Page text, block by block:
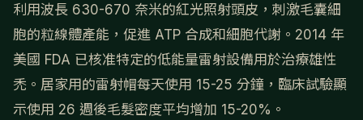
利用波長 630-670 奈米的紅光照射頭皮，刺激毛囊細
胞的粒線體產能，促進 ATP 合成和細胞代謝。2014 年
美國 FDA 已核准特定的低能量雷射設備用於治療雄性
禿。居家用的雷射帽每天使用 15-25 分鐘，臨床試驗顯
示使用 26 週後毛髮密度平均增加 15-20%。